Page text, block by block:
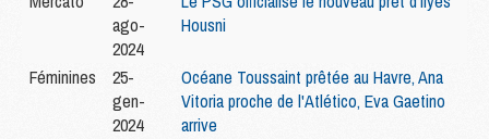
ago-
2024
Housni
Féminines
25-
gen-
2024
Océane Toussaint prêtée au Havre, Ana
Vitoria proche de l'Atlético, Eva Gaetino
arrive